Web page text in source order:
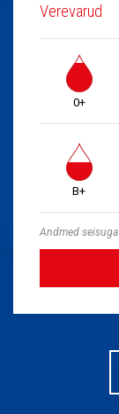
Verevarud
0+
B+
Andmed